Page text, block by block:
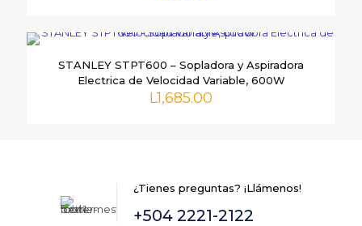
Guarda mi nombre, correo electrónico y web en este
navegador para la próxima vez que comente.
STANLEY STPT600 – Sopladora y Aspiradora
Electrica de Velocidad Variable, 600W
L1,685.00
¿Tienes preguntas? ¡Llámenos!
+504 2221-2122